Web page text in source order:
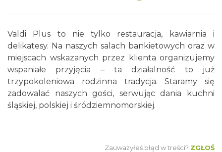
Valdi Plus to nie tylko restauracja, kawiarnia i
delikatesy. Na naszych salach bankietowych oraz w
miejscach wskazanych przez klienta organizujemy
wspaniałe przyjęcia – ta działalność to już
trzypokoleniowa rodzinna tradycja. Staramy się
zadowalać naszych gości, serwując dania kuchni
śląskiej, polskiej i śródziemnomorskiej.
Zauważyłeś błąd w treści? ZGŁOŚ